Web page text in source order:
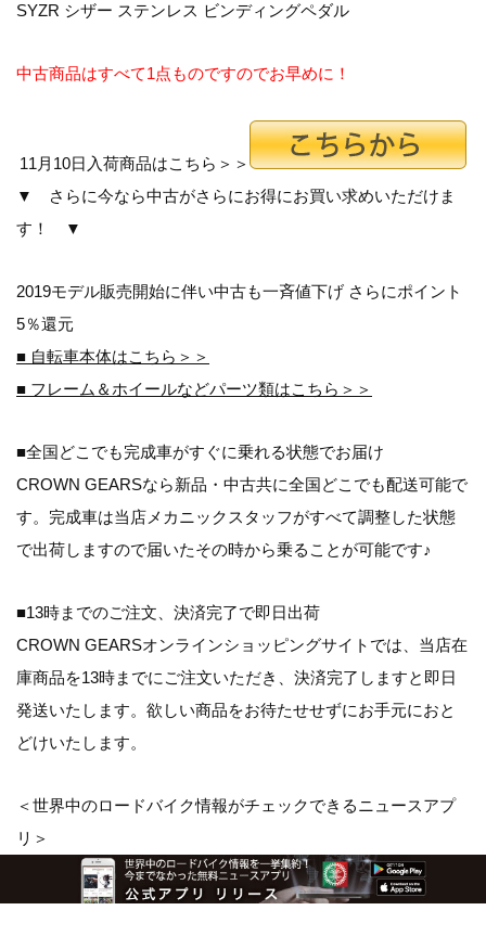
SYZR シザー ステンレス ビンディングペダル
中古商品はすべて1点ものですのでお早めに！
11月10日入荷商品はこちら＞＞
▼ さらに今なら中古がさらにお得にお買い求めいただけま
す！ ▼
2019モデル販売開始に伴い中古も一斉値下げ さらにポイント
5％還元
■ 自転車本体はこちら＞＞
■ フレーム＆ホイールなどパーツ類はこちら＞＞
■全国どこでも完成車がすぐに乗れる状態でお届け
CROWN GEARSなら新品・中古共に全国どこでも配送可能で
す。完成車は当店メカニックスタッフがすべて調整した状態
で出荷しますので届いたその時から乗ることが可能です♪
■13時までのご注文、決済完了で即日出荷
CROWN GEARSオンラインショッピングサイトでは、当店在
庫商品を13時までにご注文いただき、決済完了しますと即日
発送いたします。欲しい商品をお待たせせずにお手元におと
どけいたします。
＜世界中のロードバイク情報がチェックできるニュースアプ
リ＞